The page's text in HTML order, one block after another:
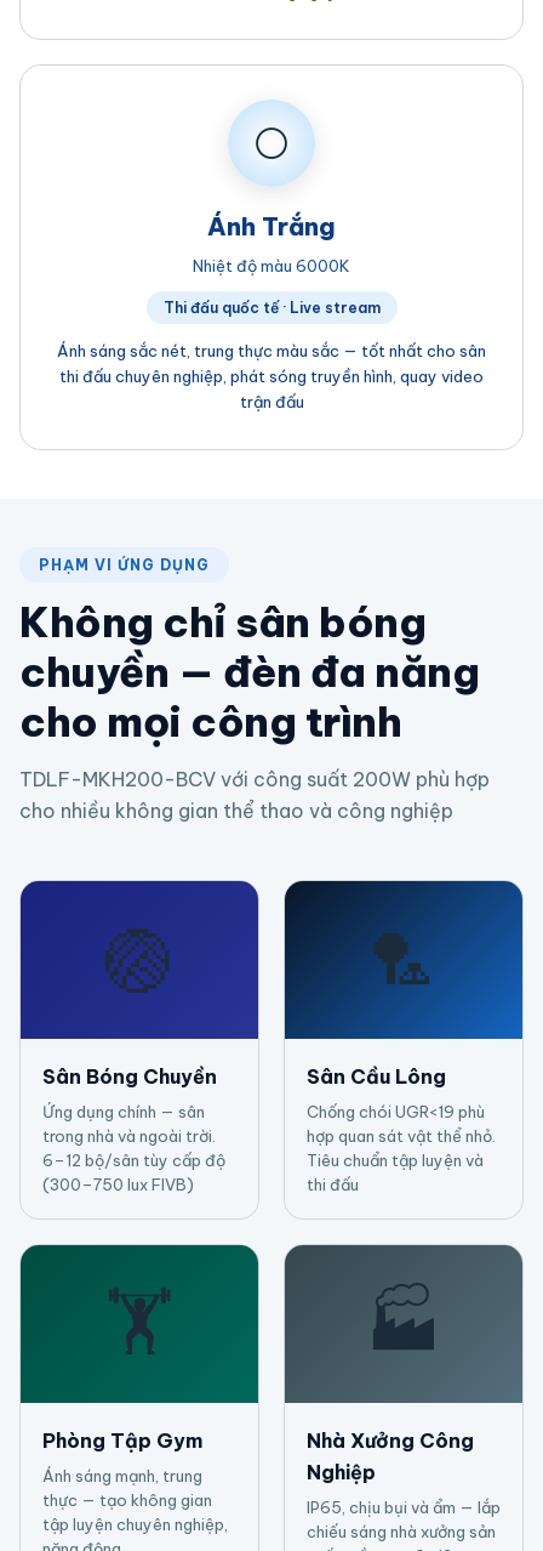
⚪
Ánh Trắng
Nhiệt độ màu 6000K
Thi đấu quốc tế · Live stream
Ánh sáng sắc nét, trung thực màu sắc — tốt nhất cho sân
thi đấu chuyên nghiệp, phát sóng truyền hình, quay video
trận đấu
PHẠM VI ỨNG DỤNG
Không chỉ sân bóng
chuyền — đèn đa năng
cho mọi công trình
TDLF-MKH200-BCV với công suất 200W phù hợp
cho nhiều không gian thể thao và công nghiệp
🏐
Sân Bóng Chuyền
Ứng dụng chính — sân
trong nhà và ngoài trời.
6–12 bộ/sân tùy cấp độ
(300–750 lux FIVB)
🏸
Sân Cầu Lông
Chống chói UGR<19 phù
hợp quan sát vật thể nhỏ.
Tiêu chuẩn tập luyện và
thi đấu
🏋️
Phòng Tập Gym
Ánh sáng mạnh, trung
thực — tạo không gian
tập luyện chuyên nghiệp,
🏭
Nhà Xưởng Công
Nghiệp
IP65, chịu bụi và ẩm — lắp
chiếu sáng nhà xưởng sản